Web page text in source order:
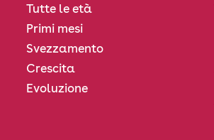
Tutte le età
Primi mesi
Svezzamento
Crescita
Evoluzione